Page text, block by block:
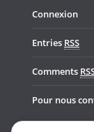
Connexion
Entries RSS
Comments
Pour nous